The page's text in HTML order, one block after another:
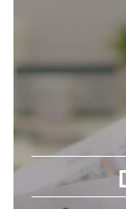
מהנדסים,